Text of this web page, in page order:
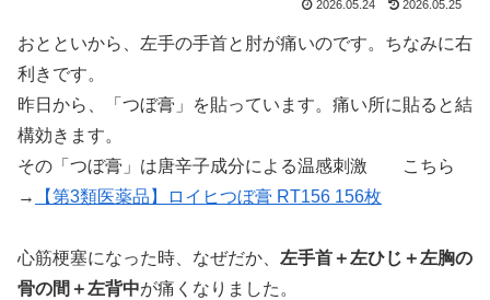
2026.05.24 2026.05.25
おとといから、左手の手首と肘が痛いのです。ちなみに右
利きです。
昨日から、「つぼ膏」を貼っています。痛い所に貼ると結
構効きます。
その「つぼ膏」は唐辛子成分による温感刺激 こちら
→
【第3類医薬品】ロイヒつぼ膏 RT156 156枚
心筋梗塞になった時、なぜだか、 左手首＋左ひじ＋左胸の
骨の間＋左背中が痛くなりました。